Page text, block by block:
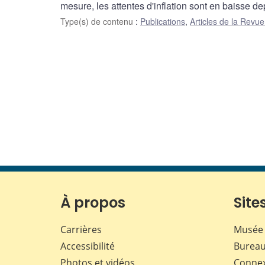
mesure, les attentes d'inflation sont en baisse
Type(s) de contenu : Publications, Articles de la
À propos
Carrières
Accessibilité